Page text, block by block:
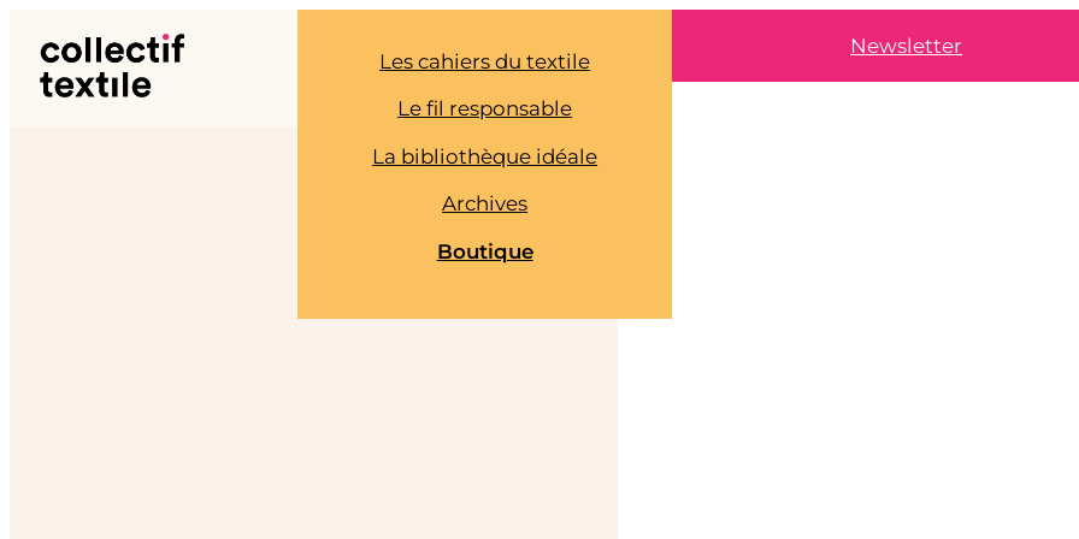
contenu
Les cahiers du textile
Le fil responsable
La bibliothèque idéale
Archives
Boutique
Newsletter